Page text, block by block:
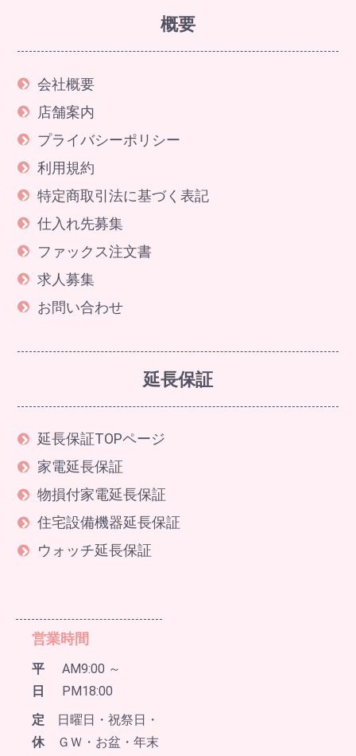
概要
会社概要
店舗案内
プライバシーポリシー
利用規約
特定商取引法に基づく表記
仕入れ先募集
ファックス注文書
求人募集
お問い合わせ
延長保証
延長保証TOPページ
家電延長保証
物損付家電延長保証
住宅設備機器延長保証
ウォッチ延長保証
営業時間
平
日
AM9:00 ～
PM18:00
定
休
日曜日・祝祭日・
ＧＷ・お盆・年末